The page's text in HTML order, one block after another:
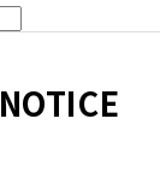
NOTICE